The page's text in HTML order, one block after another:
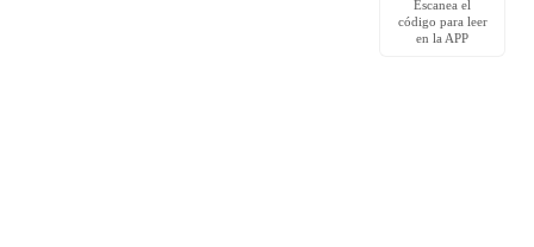
Escanea el
código para leer
en la APP